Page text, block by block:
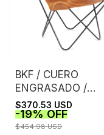
BKF / CUERO
ENGRASADO /
TOSTADO
$370.53 USD
-19%OFF
$454.98 USD